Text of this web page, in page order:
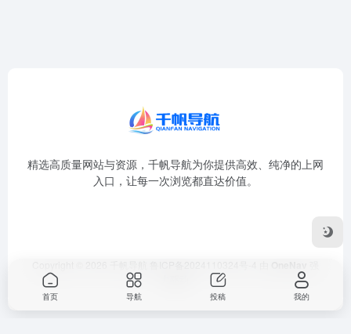
精选高质量网站与资源，千帆导航为你提供高效、纯净的上网
入口，让每一次浏览都直达价值。
首页 导航 投稿 我的